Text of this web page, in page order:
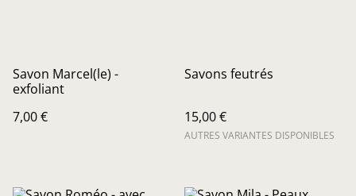
Savon Marcel(le) -
exfoliant
7,00 €
Savons feutrés
15,00 €
AUTRES VARIANTES DISPONIBLES